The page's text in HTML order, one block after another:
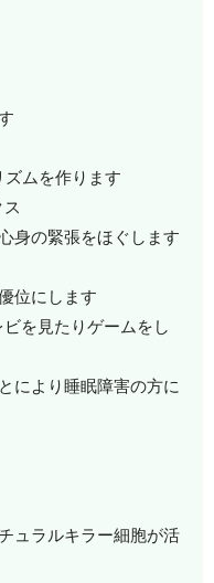
ムを作ります
の緊張をほぐします
位にします
を見たりゲームをし
より睡眠障害の方に
ラルキラー細胞が活